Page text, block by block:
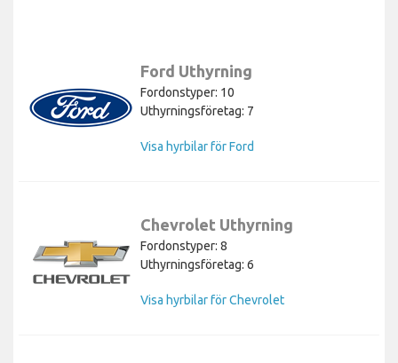
Ford Uthyrning
Fordonstyper: 10
Uthyrningsföretag: 7
Visa hyrbilar för Ford
Chevrolet Uthyrning
Fordonstyper: 8
Uthyrningsföretag: 6
Visa hyrbilar för Chevrolet